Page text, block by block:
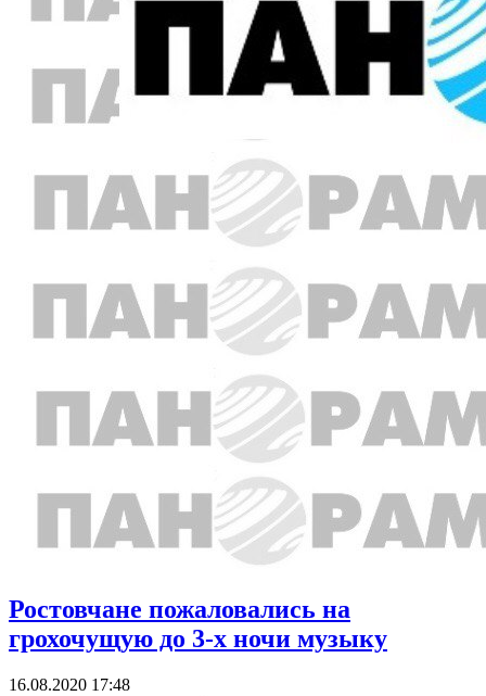
Ростовчане пожаловались на
грохочущую до 3-х ночи музыку
16.08.2020 17:48